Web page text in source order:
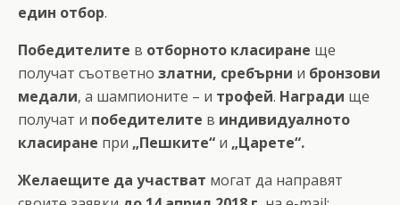
един отбор.
Победителите в отборното класиране ще
получат съответно златни, сребърни и бронзови
медали, a шампионите – и трофей. Награди ще
получат и победителите в индивидуалното
класиране при „Пешките“ и „Царете“.
Желаещите да участват могат да направят